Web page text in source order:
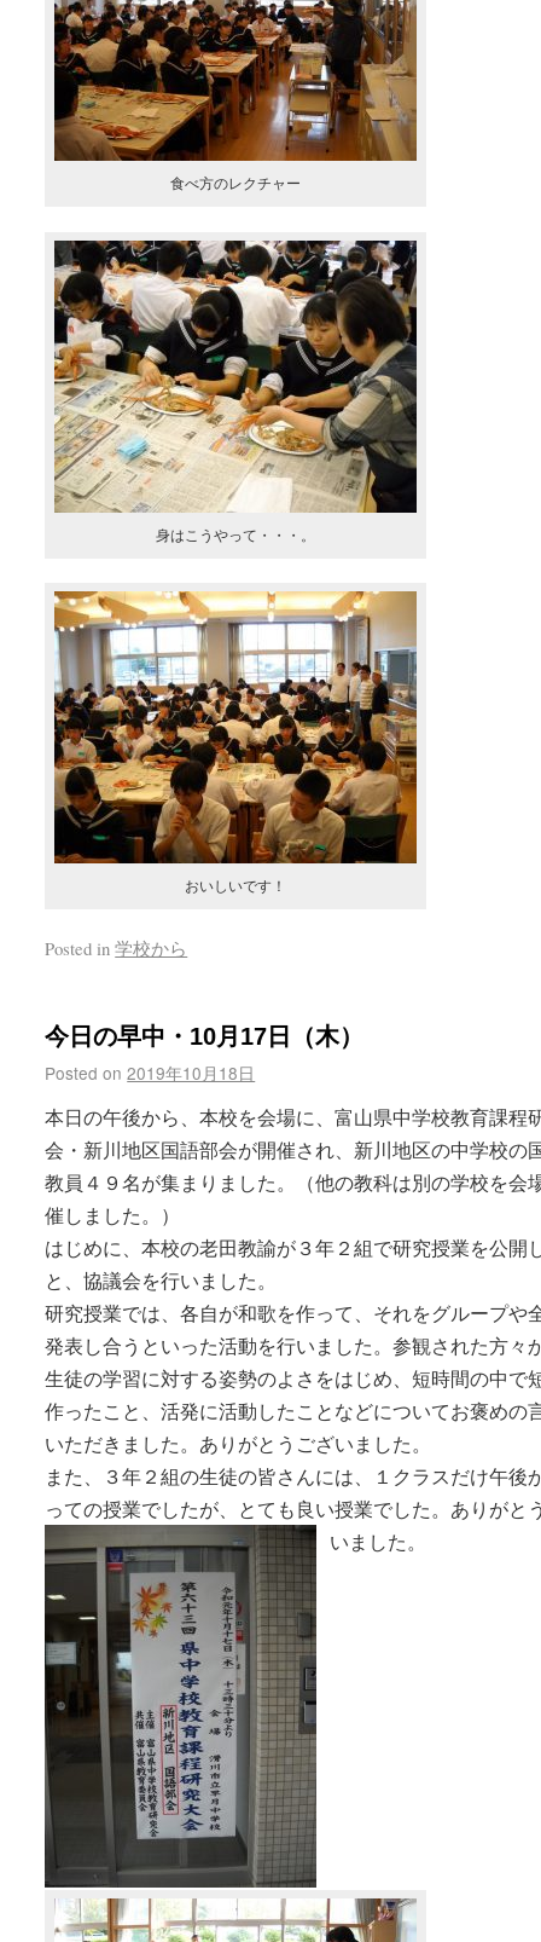
食べ方のレクチャー
身はこうやって・・・。
おいしいです！
Posted in 学校から
今日の早中・10月17日（木）
Posted on 2019年10月18日
本日の午後から、本校を会場に、富山県中学校教育課程
会・新川地区国語部会が開催され、新川地区の中学校の
教員４９名が集まりました。（他の教科は別の学校を会
催しました。）
はじめに、本校の老田教諭が３年２組で研究授業を公開
と、協議会を行いました。
研究授業では、各自が和歌を作って、それをグループや
発表し合うといった活動を行いました。参観された方々
生徒の学習に対する姿勢のよさをはじめ、短時間の中で
作ったこと、活発に活動したことなどについてお褒めの
いただきました。ありがとうございました。
また、３年２組の生徒の皆さんには、１クラスだけ午後
っての授業でしたが、とても良い授業でした。ありがと
いました。